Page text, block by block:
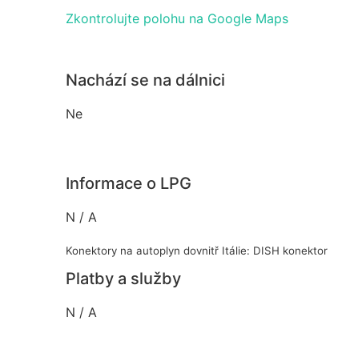
Zkontrolujte polohu na Google Maps
Nachází se na dálnici
Ne
Informace o LPG
N / A
Konektory na autoplyn dovnitř Itálie: DISH konektor
Platby a služby
N / A